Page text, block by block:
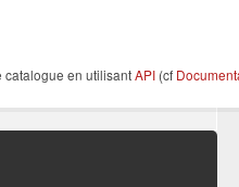
catalogue en utilisantAPI (cf